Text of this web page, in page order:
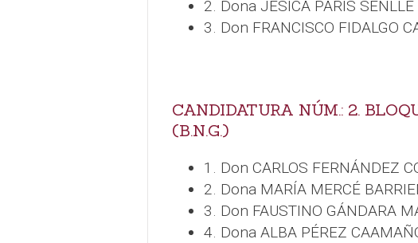
2. Dona JÉSICA PARIS SENLLE
3. Don FRANCISCO FIDALGO
CANDIDATURA NÚM.: 2.
(B.N.G.)
1. Don CARLOS FERNÁNDEZ
2. Dona MARÍA MERCÉ
3. Don FAUSTINO GÁNDARA
4. Dona ALBA PÉREZ